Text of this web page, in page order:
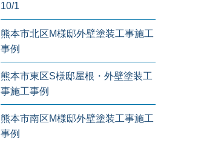
10/1
熊本市北区M様邸外壁塗装工事施工
事例
熊本市東区S様邸屋根・外壁塗装工
事施工事例
熊本市南区M様邸外壁塗装工事施工
事例